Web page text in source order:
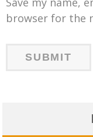
browser for the